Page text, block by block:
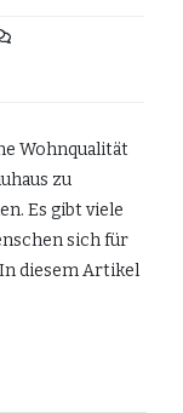
Wohnqualität
zu
Es gibt viele
sich für
In diesem Artikel